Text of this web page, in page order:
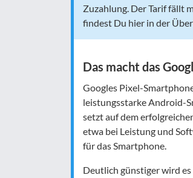
Zuzahlung. Der Tarif fällt
findest Du hier in der
Das macht das
Googles Pixel-
leistungsstarke Android-
setzt auf dem
etwa bei Leistung und
für das Smartphone.
Deutlich günstiger wird